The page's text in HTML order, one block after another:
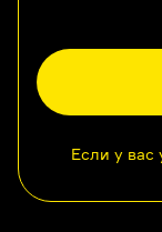
Если у вас